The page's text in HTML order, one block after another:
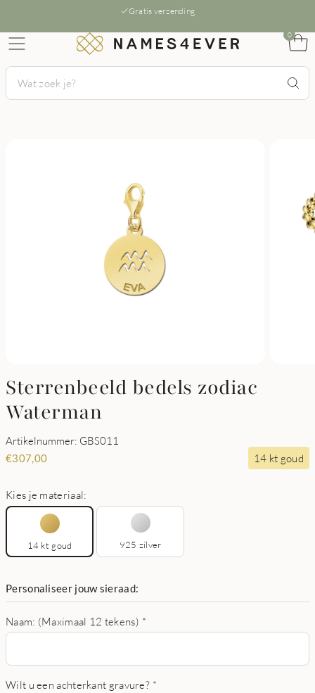
Gratis verzending
0
Sterrenbeeld bedels zodiac
Waterman
Artikelnummer: GBS011
€307,00 14 kt goud
Kies je materiaal:
14 kt goud 925 zilver
Personaliseer jouw sieraad:
Naam: (Maximaal 12 tekens) *
Wilt u een achterkant gravure? *